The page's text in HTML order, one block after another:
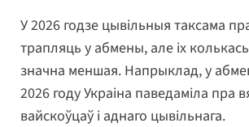
У 2026 годзе цывільныя таксама
трапляць у абмены, але іх
значна меншая. Напрыклад, у
2026 году Украіна паведаміла пра
вайскоўцаў і аднаго цывільнага.